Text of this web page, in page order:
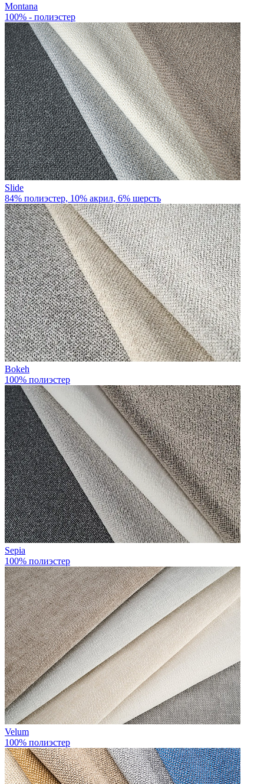
Montana
100% - полиэстер
Slide
84% полиэстер, 10% акрил, 6% шерсть
Bokeh
100% полиэстер
Sepia
100% полиэстер
Velum
100% полиэстер